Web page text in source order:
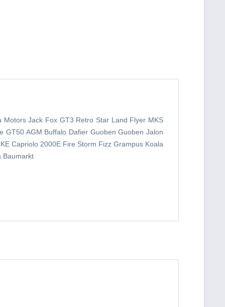
Motors Jack Fox GT3 Retro Star Land Flyer MKS
GT50 AGM Buffalo Dafier Guoben Guoben Jalon
Capriolo 2000E Fire Storm Fizz Grampus Koala
Baumarkt